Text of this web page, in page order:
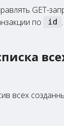
GET-
по
id .
всех